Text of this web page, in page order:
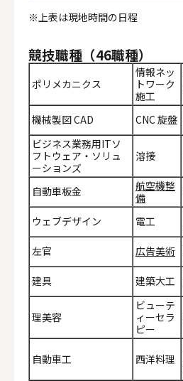
※上表は現地時間の日程
競技職種（46職種）
ポリメカニクス
情報ネッ
トワーク
施工
機械製図 CAD CNC 旋盤
ビジネス業務用ITソ
フトウェア・ソリュ
ーションズ
溶接
自動車板金
航空機整
備
ウェブデザイン
電工
左官 広告美術
建具 建築大工
理美容
ビューテ
ィーセラ
ピー
自動車工 西洋料理